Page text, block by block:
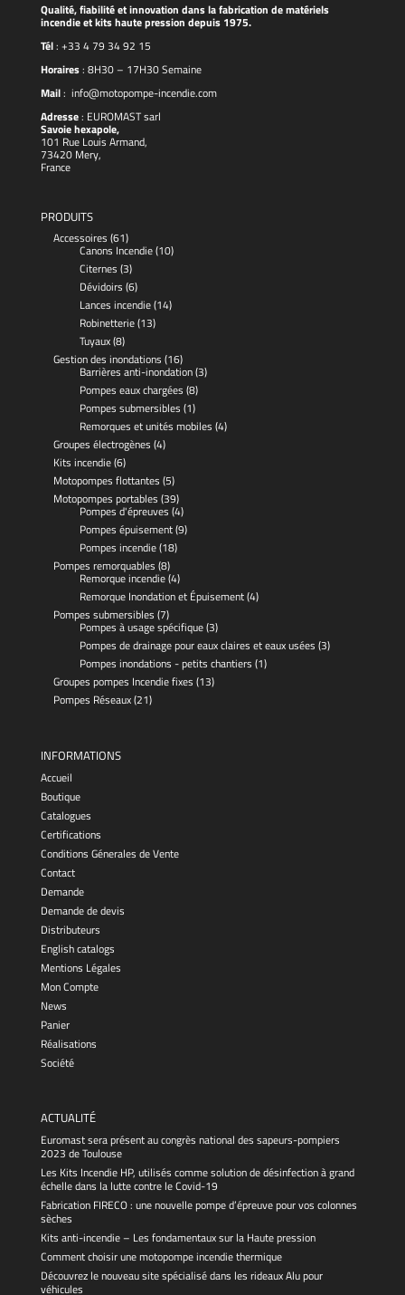
Qualité, fiabilité et innovation dans la fabrication de matériels
incendie et kits haute pression depuis 1975.
Tél: +33 4 79 34 92 15
Horaires: 8H30 – 17H30 Semaine
Mail: info@motopompe-incendie.com
Adresse: EUROMASTsarl
Savoie hexapole,
101 Rue Louis Armand,
73420 Mery,
France
PRODUITS
Accessoires (61)
Canons Incendie(10)
Citernes (3)
Dévidoirs (6)
Lances incendie(14)
Robinetterie(13)
Tuyaux(8)
Gestion des inondations (16)
Barrières anti-inondation(3)
Pompes eaux chargées (8)
Pompes submersibles (1)
Remorques et unités mobiles (4)
Groupes électrogènes (4)
Kits incendie(6)
Motopompes flottantes (5)
Motopompes portables (39)
Pompes d'épreuves (4)
Pompes épuisement(9)
Pompes incendie(18)
Pompes remorquables (8)
Remorque incendie(4)
Remorque Inondation et Épuisement(4)
Pompes submersibles (7)
Pompes à usage spécifique(3)
Pompes de drainage pour eaux claires et eaux usées (3)
Pompes inondations - petits chantiers (1)
Groupes pompes Incendie fixes (13)
Pompes Réseaux(21)
INFORMATIONS
Accueil
Boutique
Catalogues
Certifications
Conditions Génerales de Vente
Contact
Demande
Demande de devis
Distributeurs
English catalogs
Mentions Légales
Mon Compte
News
Panier
Réalisations
Société
ACTUALITÉ
Euromast sera présent au congrès national des sapeurs-pompiers
2023 de Toulouse
Les Kits Incendie HP, utilisés comme solution de désinfection à grand
échelle dans la lutte contre le Covid-19
Fabrication FIRECO : une nouvelle pompe d’épreuve pour vos colonnes
sèches
Kits anti-incendie – Les fondamentaux sur la Haute pression
Comment choisir une motopompe incendie thermique
Découvrez le nouveau site spécialisé dans les rideaux Alu pour
véhicules